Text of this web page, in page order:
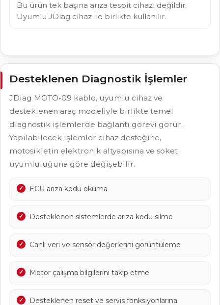
Bu ürün tek başına arıza tespit cihazı değildir.
Uyumlu JDiag cihaz ile birlikte kullanılır.
Desteklenen Diagnostik İşlemler
JDiag MOTO-09 kablo, uyumlu cihaz ve
desteklenen araç modeliyle birlikte temel
diagnostik işlemlerde bağlantı görevi görür.
Yapılabilecek işlemler cihaz desteğine,
motosikletin elektronik altyapısına ve soket
uyumluluğuna göre değişebilir.
ECU arıza kodu okuma
Desteklenen sistemlerde arıza kodu silme
Canlı veri ve sensör değerlerini görüntüleme
Motor çalışma bilgilerini takip etme
Desteklenen reset ve servis fonksiyonlarına